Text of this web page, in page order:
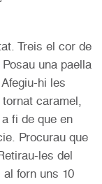
Treis el cor de
una paella
hi les
tornat caramel,
fi de que en
Procurau que
les del
forn uns 10